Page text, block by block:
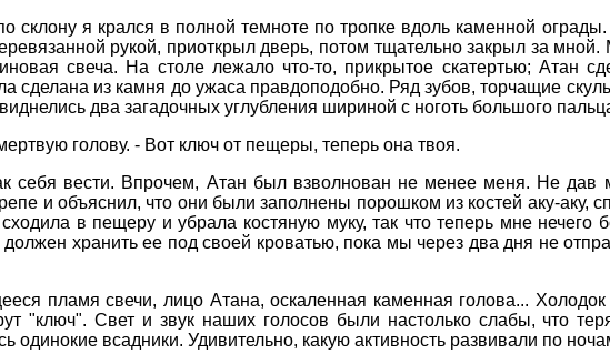
склону я крался в полной темноте по тропке вдоль каменной
рукой, приоткрыл дверь, потом тщательно закрыл за
свеча. На столе лежало что-то, прикрытое скатертью; Атан
сделана из камня до ужаса правдоподобно. Ряд зубов, торчащие
два загадочных углубления шириной с ноготь большого
голову. - Вот ключ от пещеры, теперь она твоя.
себя вести. Впрочем, Атан был взволнован не менее меня. Не дав
и объяснил, что они были заполнены порошком из костей аку-аку,
в пещеру и убрала костяную муку, так что теперь мне нечего
хранить ее под своей кроватью, пока мы через два дня не
пламя свечи, лицо Атана, оскаленная каменная голова...
"ключ". Свет и звук наших голосов были настолько слабы, что
одинокие всадники. Удивительно, какую активность развивали по